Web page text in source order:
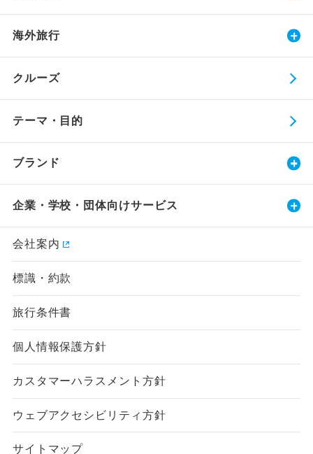
海外旅行
クルーズ
テーマ・目的
ブランド
企業・学校・団体向けサービス
会社案内
標識・約款
旅行条件書
個人情報保護方針
カスタマーハラスメント方針
ウェブアクセシビリティ方針
サイトマップ